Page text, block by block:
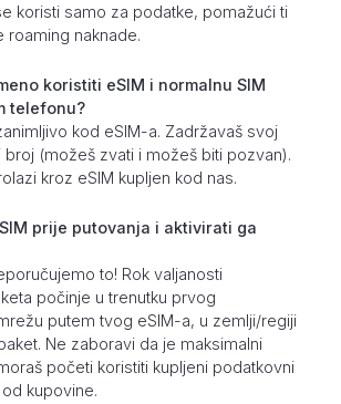
koristi samo za podatke, pomažući ti
roaming naknade.
koristiti eSIM i normalnu SIM
telefonu?
kod eSIM-a. Zadržavaš svoj
broj (možeš zvati i možeš biti pozvan).
kroz eSIM kupljen kod nas.
prije putovanja i aktivirati ga
to! Rok valjanosti
počinje u trenutku prvog
putem tvog eSIM-a, u zemlji/regiji
Ne zaboravi da je maksimalni
početi koristiti kupljeni podatkovni
kupovine.